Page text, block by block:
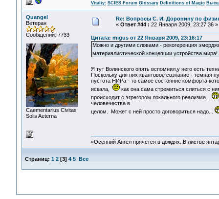
Vitaliy: SCIES Forum Glossary Definitions of Magic
Quangel
Ветеран
Сообщений: 7733
Сaementarius Civitas
Solis Aeterna
Re: Вопросы С. И. Доронину по
« Ответ #44 : 22 Января 2009, 23:27:36 »
Цитата: migus от 22 Января 2009, 23:16:17
Можно и другими словами - рекогеренция
материалистической концепции устройства
Я тут Волинского опять вспомнил,у него есть
Поскольку для них квантовое сознание - темная
пустота НИРа - то самое состояние
искала,
как она сама стремиться слиться с
происходит с эгрегором локального реализма...
человечества в
целом. Может с ней просто договориться надо...
«Осенний Ангел прячется в дождях. В листве
Страниц: 1 2[3] 4 5 Все